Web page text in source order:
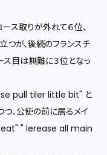
ス取りが外れて６位、
つが、後続のフランスチ
ス目は無難に３位となっ
pull tiler little bit" と
、公使の前に居るメイ
seat" " lerease all main